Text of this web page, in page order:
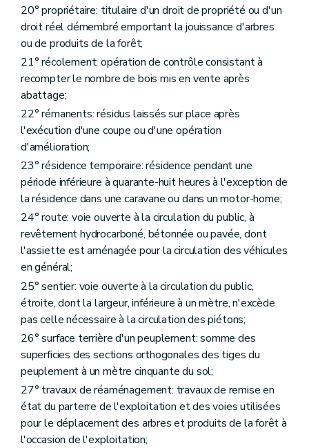
20° propriétaire: titulaire d'un droit de propriété ou d'un
droit réel démembré emportant la jouissance d'arbres
ou de produits de la forêt;
21° récolement: opération de contrôle consistant à
recompter le nombre de bois mis en vente après
abattage;
22° rémanents: résidus laissés sur place après
l'exécution d'une coupe ou d'une opération
d'amélioration;
23° résidence temporaire: résidence pendant une
période inférieure à quarante-huit heures à l'exception de
la résidence dans une caravane ou dans un motor-home;
24° route: voie ouverte à la circulation du public, à
revêtement hydrocarboné, bétonnée ou pavée, dont
l'assiette est aménagée pour la circulation des véhicules
en général;
25° sentier: voie ouverte à la circulation du public,
étroite, dont la largeur, inférieure à un mètre, n'excède
pas celle nécessaire à la circulation des piétons;
26° surface terrière d'un peuplement: somme des
superficies des sections orthogonales des tiges du
peuplement à un mètre cinquante du sol;
27° travaux de réaménagement: travaux de remise en
état du parterre de l'exploitation et des voies utilisées
pour le déplacement des arbres et produits de la forêt à
l'occasion de l'exploitation;